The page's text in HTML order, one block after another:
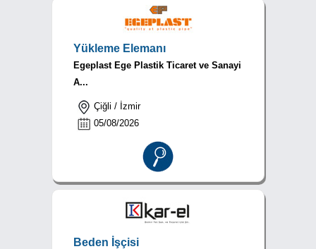
Yükleme Elemanı
Egeplast Ege Plastik Ticaret ve Sanayi
A...
Çiğli / İzmir
05/08/2026
Beden İşçisi